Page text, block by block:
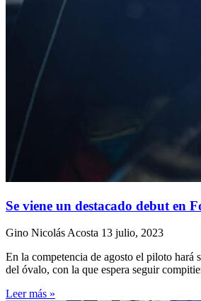
Se viene un destacado debut en
Gino Nicolás Acosta 13 julio, 2023
En la competencia de agosto el piloto hará
del óvalo, con la que espera seguir
Leer más »